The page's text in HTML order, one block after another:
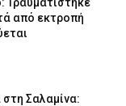
από εκτροπή
Σαλαμίνα: